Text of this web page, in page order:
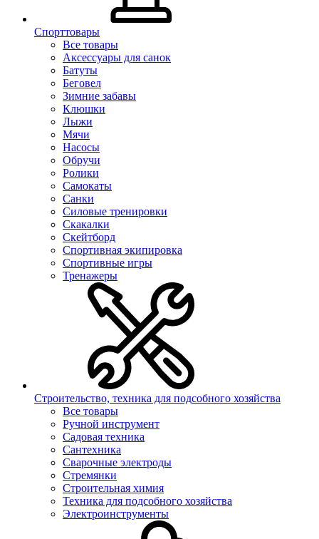
Спорттовары
Все товары
Аксессуары для санок
Батуты
Беговел
Зимние забавы
Клюшки
Лыжи
Мячи
Насосы
Обручи
Ролики
Самокаты
Санки
Силовые тренировки
Скакалки
Скейтборд
Спортивная экипировка
Спортивные игры
Тренажеры
Строительство, техника для подсобного хозяйства
Все товары
Ручной инструмент
Садовая техника
Сантехника
Сварочные электроды
Стремянки
Строительная химия
Техника для подсобного хозяйства
Электроинструменты